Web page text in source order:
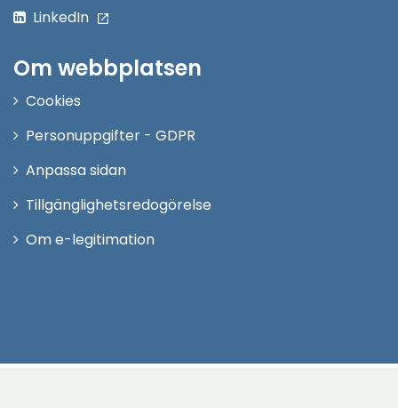
LinkedIn
Om webbplatsen
Cookies
Personuppgifter - GDPR
Anpassa sidan
Tillgänglighetsredogörelse
Om e-legitimation